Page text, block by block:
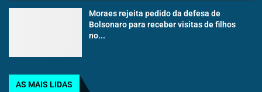
Moraes rejeita pedido da defesa de
Bolsonaro para receber visitas de filhos
no...
AS MAIS LIDAS